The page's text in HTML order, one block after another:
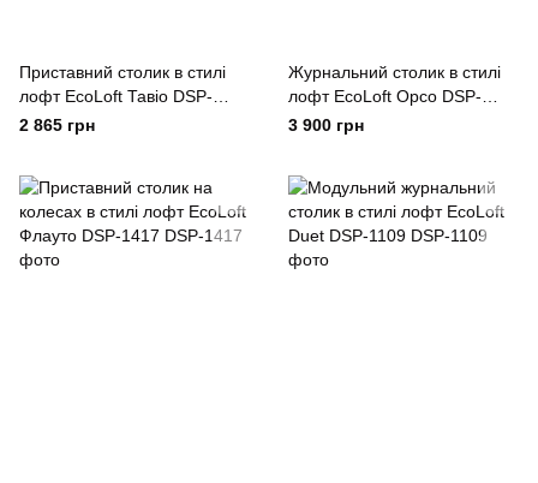
Приставний столик в стилі
лофт EcoLoft Тавіо DSP-
1306
2 865 грн
Журнальний столик в стилі
лофт EcoLoft Орсо DSP-
1356
3 900 грн